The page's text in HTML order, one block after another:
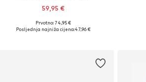
59,95 €
Dostupne veličine: One Size
Prvotno: 74,95 €
Posljednja najniža cijena:47,96 €